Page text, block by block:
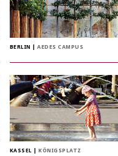
BERLIN |AEDES CAMPUS
KASSEL |KÖNIGSPLATZ